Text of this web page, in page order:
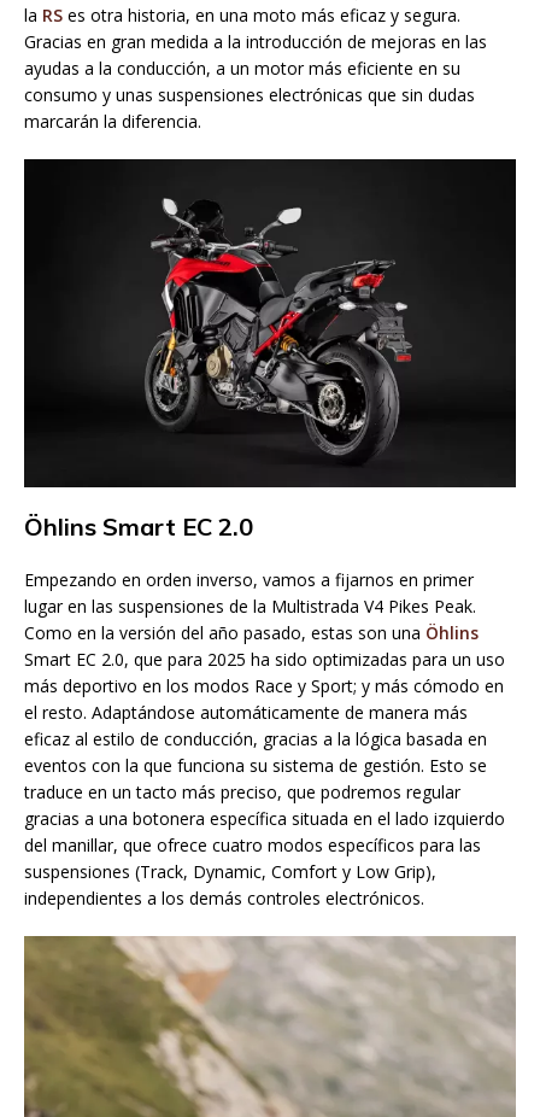
la RS es otra historia, en una moto más eficaz y segura.
Gracias en gran medida a la introducción de mejoras en las
ayudas a la conducción, a un motor más eficiente en su
consumo y unas suspensiones electrónicas que sin dudas
marcarán la diferencia.
Öhlins Smart EC 2.0
Empezando en orden inverso, vamos a fijarnos en primer
lugar en las suspensiones de la Multistrada V4 Pikes Peak.
Como en la versión del año pasado, estas son una Öhlins
Smart EC 2.0, que para 2025 ha sido optimizadas para un uso
más deportivo en los modos Race y Sport; y más cómodo en
el resto. Adaptándose automáticamente de manera más
eficaz al estilo de conducción, gracias a la lógica basada en
eventos con la que funciona su sistema de gestión. Esto se
traduce en un tacto más preciso, que podremos regular
gracias a una botonera específica situada en el lado izquierdo
del manillar, que ofrece cuatro modos específicos para las
suspensiones (Track, Dynamic, Comfort y Low Grip),
independientes a los demás controles electrónicos.